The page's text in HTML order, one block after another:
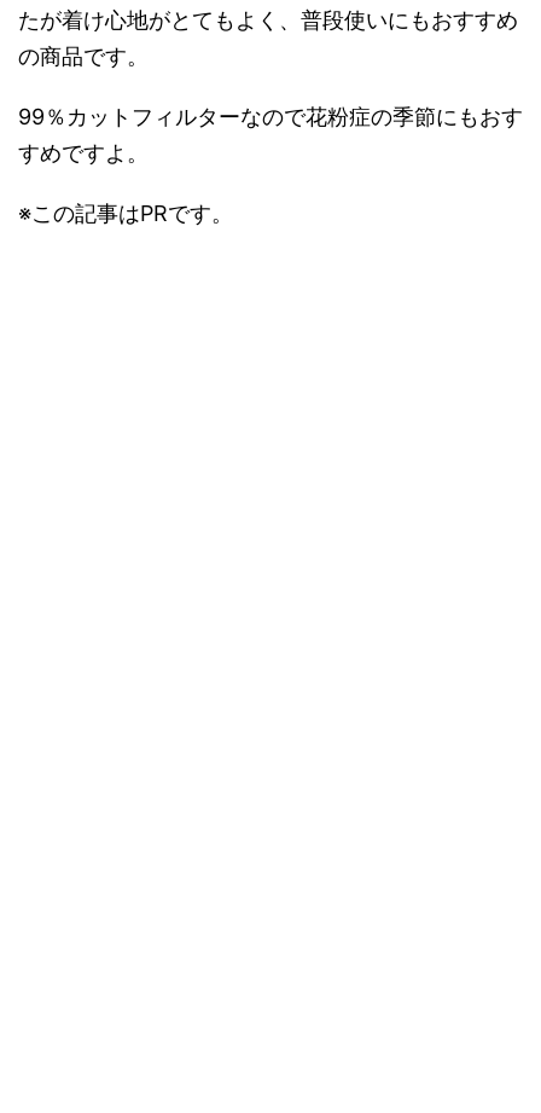
たが着け心地がとてもよく、普段使いにもおすすめ
の商品です。
99％カットフィルターなので花粉症の季節にもおす
すめですよ。
※この記事はPRです。